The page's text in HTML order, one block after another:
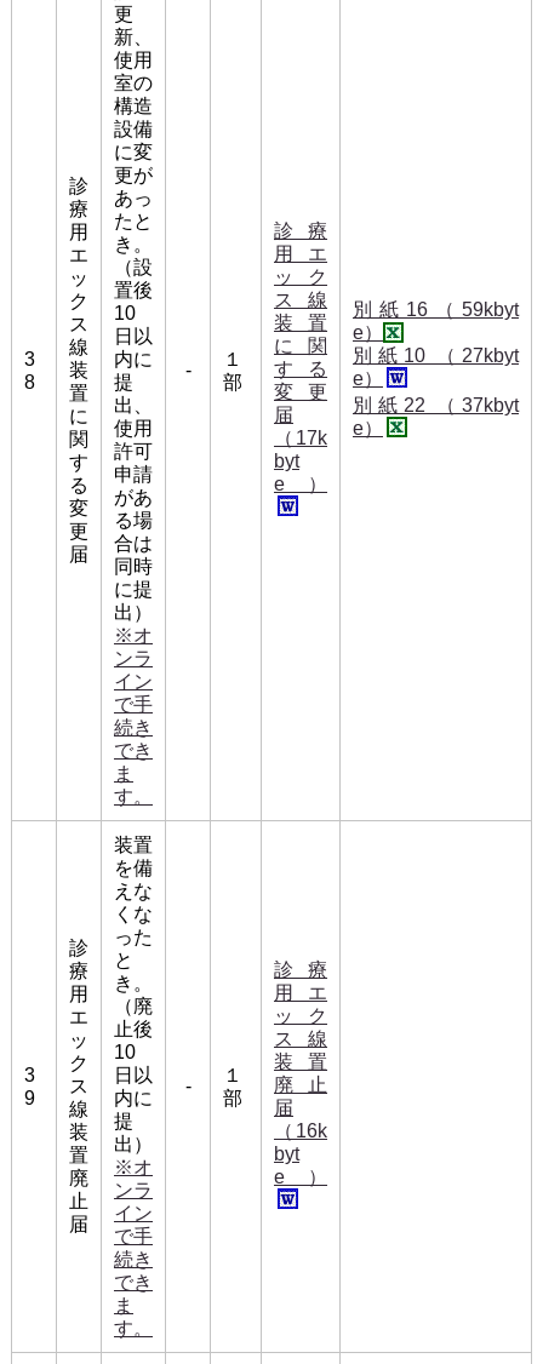
3
8
診
療
用
エ
ッ
ク
ス
線
装
置
に
関
す
る
変
更
届
更
新、
使用
室の
構造
設備
に変
更が
あっ
たと
き。
（設
置後
10
日以
内に
提
出、
使用
許可
申請
があ
る場
合は
同時
に提
出）
※オ
ンラ
イン
で手
続き
でき
ま
す。
-
１
部
診療
用エ
ック
ス線
装置
に関
する
変更
届
（17k
byt
e）
別紙16（59kbyt
e）
別紙10 （27kbyt
e）
別紙22 （37kbyt
e）
3
9
診
療
用
エ
ッ
ク
ス
線
装
置
廃
止
届
装置
を備
えな
くな
った
と
き。
（廃
止後
10
日以
内に
提
出）
※オ
ンラ
イン
で手
続き
でき
ま
す。
-
１
部
診療
用エ
ック
ス線
装置
廃止
届
（16k
byt
e）